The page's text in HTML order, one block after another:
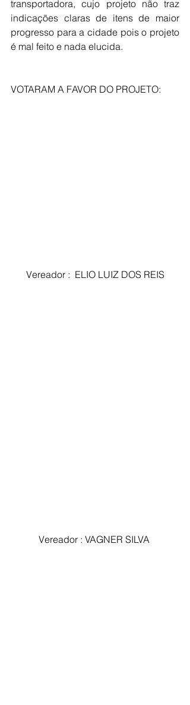
transportadora, cujo projeto não traz
indicações claras de itens de maior
progresso para a cidade pois o projeto
é mal feito e nada elucida.
VOTARAM A FAVOR DO PROJETO:
Vereador :  ELIO LUIZ DOS REIS
Vereador : VAGNER SILVA